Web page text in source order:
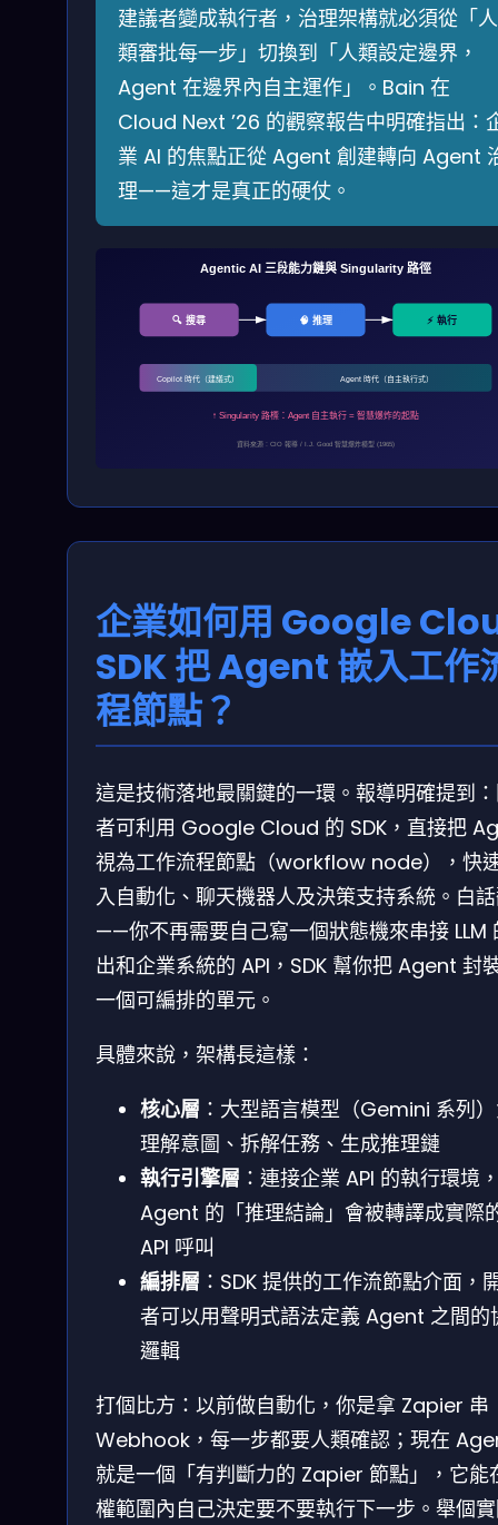
建議者變成執行者，治理架構就必須從「人
類審批每一步」切換到「人類設定邊界，
Agent 在邊界內自主運作」。Bain 在
Cloud Next ’26 的觀察報告中明確指出：
業 AI 的焦點正從 Agent 創建轉向 Agent
理——這才是真正的硬仗。
Agentic AI 三段能力鏈與 Singularity 路徑
🔍 搜尋 🧠 推理 ⚡ 執行
Copilot 時代（建議式） Agent 時代（自主執行式）
↑ Singularity 路標：Agent 自主執行 = 智慧爆炸的起點
資料來源：CIO 報導 / I.J. Good 智慧爆炸模型 (1965)
企業如何用 Google
SDK 把 Agent 嵌入工作
程節點？
這是技術落地最關鍵的一環。報導明確提到
者可利用 Google Cloud 的 SDK，直接把
視為工作流程節點（workflow node），快
入自動化、聊天機器人及決策支持系統。白
——你不再需要自己寫一個狀態機來串接 LLM
出和企業系統的 API，SDK 幫你把 Agent 封
一個可編排的單元。
具體來說，架構長這樣：
核心層 ：大型語言模型（Gemini 系列
理解意圖、拆解任務、生成推理鏈
執行引擎層 ：連接企業 API 的執行環境
Agent 的「推理結論」會被轉譯成實際
API 呼叫
編排層 ：SDK 提供的工作流節點介面，
者可以用聲明式語法定義 Agent 之間的
邏輯
打個比方：以前做自動化，你是拿 Zapier 串
Webhook，每一步都要人類確認；現在
就是一個「有判斷力的 Zapier 節點」，它能
權範圍內自己決定要不要執行下一步。舉個